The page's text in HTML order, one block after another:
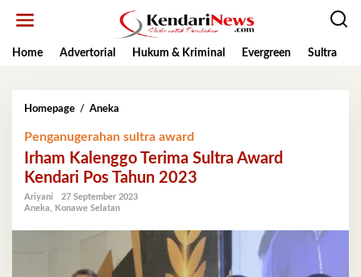
Home
Advertorial Hukum & Kriminal Evergreen Sultra
Homepage / Aneka
Terima
Sultra
Award
Kendari
Pos
Tahun
Penganugerahan sultra award
Irham Kalenggo Terima Sultra Award
Kendari Pos Tahun 2023
Ariyani
27 September 2023
Aneka
Konawe Selatan